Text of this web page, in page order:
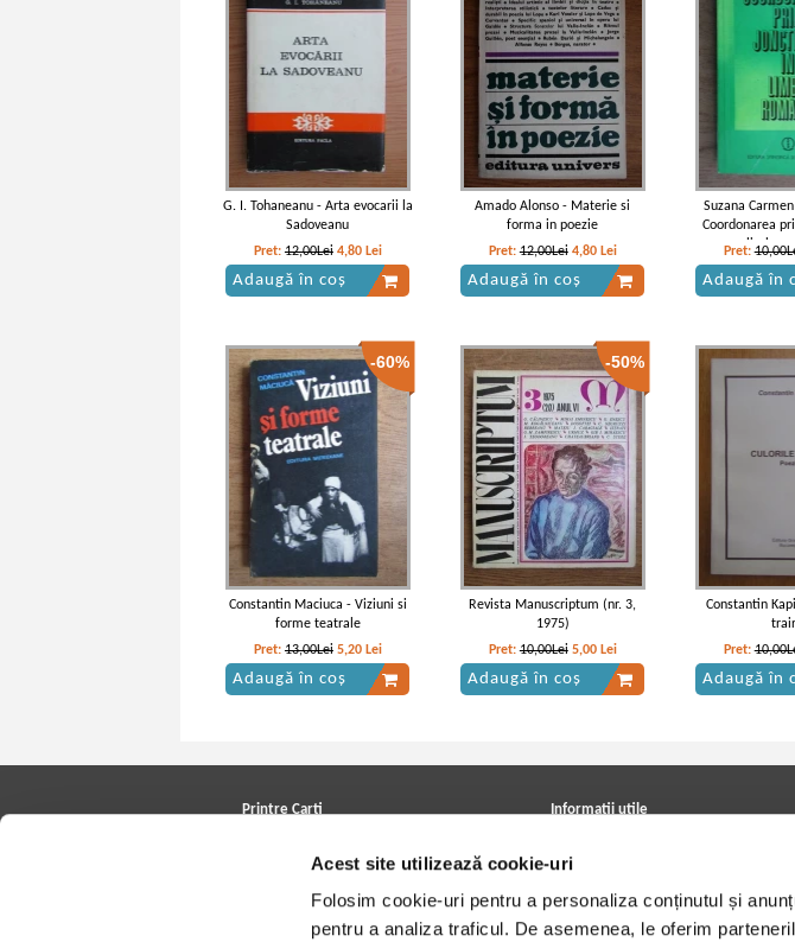
Acest site utilizează cookie-uri
Folosim cookie-uri pentru a personaliza conținutul și
pentru a analiza traficul. De asemenea, le oferim
G. I. Tohaneanu - Arta evocarii la
Sadoveanu
Pret: 12,00Lei 4,80 Lei
Adaugă în coș
Amado Alonso - Materie si
forma in poezie
Pret:12,00Lei 4,80 Lei
Adaugă în coș
Suzana
Coordonarea
limba
Pret:
Adaugă în
-60%
Constantin Maciuca - Viziuni si
forme teatrale
Pret: 13,00Lei 5,20 Lei
Adaugă în coș
-50%
Revista Manuscriptum (nr. 3,
1975)
Pret:10,00Lei 5,00 Lei
Adaugă în coș
Constantin
Pret:
Adaugă în
Printre Carti Informatii utile
Achizitii viniluri, casete, CD/DVD
Cum cumpar?
Politica de livrare